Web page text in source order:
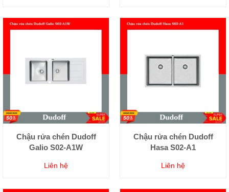
Chậu rửa chén Dudoff
Galio S02-A1W
Liên hệ
Chậu rửa chén Dudoff
Hasa S02-A1
Liên hệ